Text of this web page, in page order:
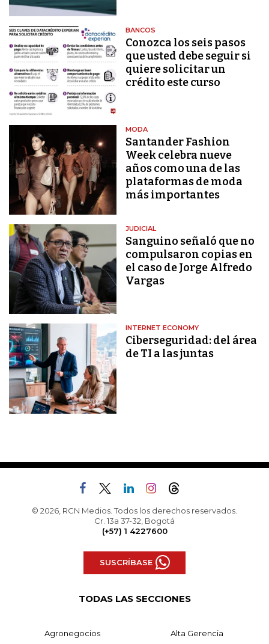
BANCOS
Conozca los seis pasos
que usted debe seguir si
quiere solicitar un
crédito este curso
MODA
Santander Fashion
Week celebra nueve
años como una de las
plataformas de moda
más importantes
JUDICIAL
Sanguino señaló que no
compulsaron copias en
el caso de Jorge Alfredo
Vargas
INTERNET ECONOMY
Ciberseguridad: del área
de TI a las juntas
© 2026, RCN Medios. Todos los derechos reservados.
Cr. 13a 37-32, Bogotá
(+57) 1 4227600
SUSCRÍBASE
TODAS LAS SECCIONES
Agronegocios Alta Gerencia